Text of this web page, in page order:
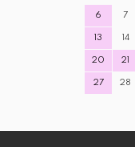
6 7
13 14
20 21
27 28